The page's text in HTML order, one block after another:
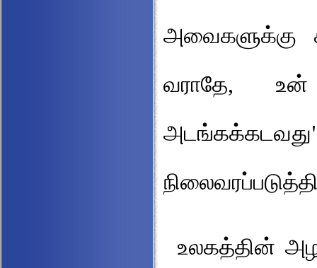
அவைகளுக்கு
வராதே,
உலகத்தின்